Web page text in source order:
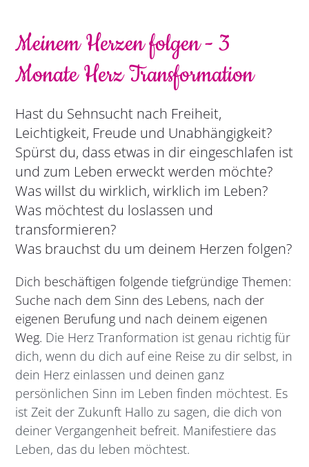
Meinem Herzen folgen - 3
Monate Herz Transformation
Hast du Sehnsucht nach Freiheit,
Leichtigkeit, Freude und Unabhängigkeit?
Spürst du, dass etwas in dir eingeschlafen ist
und zum Leben erweckt werden möchte?
Was willst du wirklich, wirklich im Leben?
Was möchtest du loslassen und
transformieren?
Was brauchst du um deinem Herzen folgen?
Dich beschäftigen folgende tiefgründige Themen:
Suche nach dem Sinn des Lebens, nach der
eigenen Berufung und nach deinem eigenen
Weg. Die Herz Tranformation ist genau richtig für
dich, wenn du dich auf eine Reise zu dir selbst, in
dein Herz einlassen und deinen ganz
persönlichen Sinn im Leben finden möchtest. Es
ist Zeit der Zukunft Hallo zu sagen, die dich von
deiner Vergangenheit befreit. Manifestiere das
Leben, das du leben möchtest.